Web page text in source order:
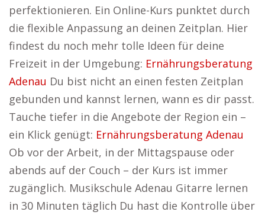
perfektionieren. Ein Online-Kurs punktet durch
die flexible Anpassung an deinen Zeitplan. Hier
findest du noch mehr tolle Ideen für deine
Freizeit in der Umgebung: Ernährungsberatung
Adenau Du bist nicht an einen festen Zeitplan
gebunden und kannst lernen, wann es dir passt.
Tauche tiefer in die Angebote der Region ein –
ein Klick genügt: Ernährungsberatung Adenau
Ob vor der Arbeit, in der Mittagspause oder
abends auf der Couch – der Kurs ist immer
zugänglich. Musikschule Adenau Gitarre lernen
in 30 Minuten täglich Du hast die Kontrolle über